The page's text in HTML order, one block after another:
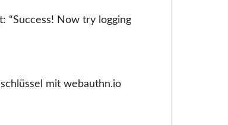
“Success! Now try logging
mit webauthn.io